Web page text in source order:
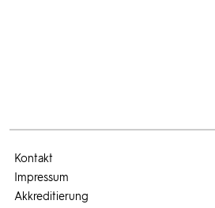
Kontakt
Impressum
Akkreditierung